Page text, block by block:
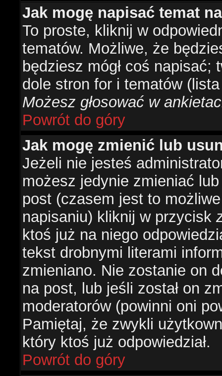
Jak mogę napisać temat
To proste, kliknij w
tematów. Możliwe, że
będziesz mógł coś
dole stron for i tematów
Możesz głosować w
Powrót do góry
Jak mogę zmienić lub
Jeżeli nie jesteś
możesz jedynie zmieniać
post (czasem jest to
napisaniu) kliknij w przycisk
ktoś już na niego
tekst drobnymi literami
zmieniano. Nie zostanie on
na post, lub jeśli został on
moderatorów (powinni oni
Pamiętaj, że zwykli
który ktoś już odpowiedział.
Powrót do góry